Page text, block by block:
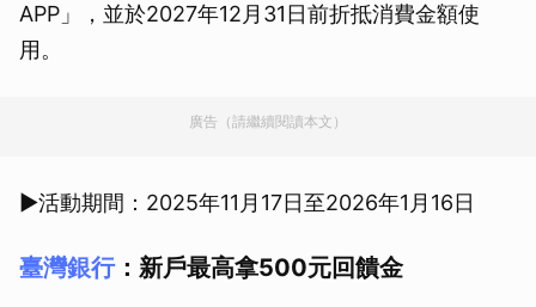
APP」，並於2027年12月31日前折抵消費金額使
用。
廣告（請繼續閱讀本文）
▶活動期間：2025年11月17日至2026年1月16日
臺灣銀行：新戶最高拿500元回饋金